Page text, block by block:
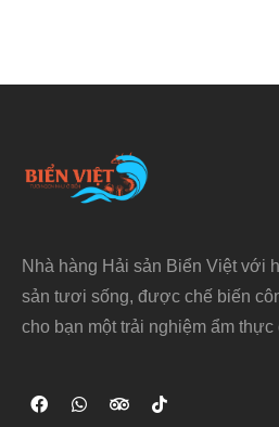
Nhà hàng Hải sản Biển Việt với
sản tươi sống, được chế biến
cho bạn một trải nghiệm ẩm thực